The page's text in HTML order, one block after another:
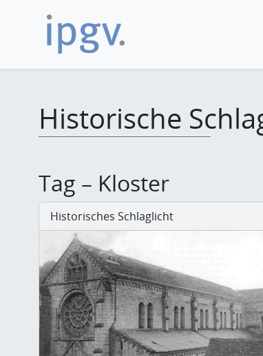
Historische
Tag – Kloster
Historisches Schlaglicht